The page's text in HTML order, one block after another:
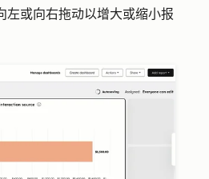
左或向右拖动以增大或缩小报